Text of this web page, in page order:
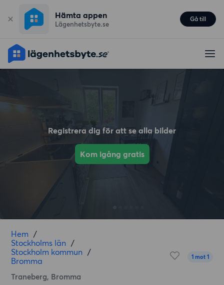
Hämta appen
Lägenhetsbyte.se
Gå till
Registrera dig för att se alla bilder
Kom igång gratis
Hem /
Stockholms län /
Stockholm kommun /
Bromma
Traneberg, Bromma
1 mot 1